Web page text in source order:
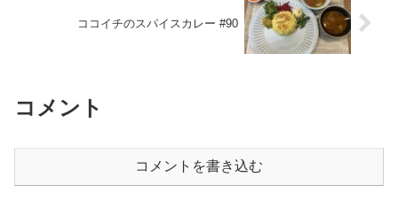
ココイチのスパイスカレー #90
コメント
コメントを書き込む